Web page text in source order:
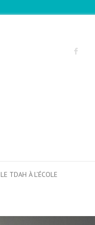
LE TDAH À L’ÉCOLE